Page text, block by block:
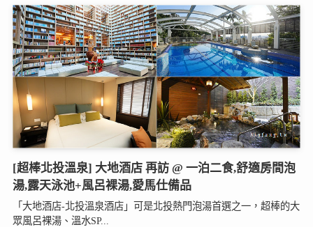
[超棒北投溫泉] 大地酒店 再訪 @ 一泊二食,舒適房間泡
湯,露天泳池+風呂裸湯,愛馬仕備品
「大地酒店-北投溫泉酒店」可是北投熱門泡湯首選之一，超棒的大
眾風呂裸湯、溫水SP...